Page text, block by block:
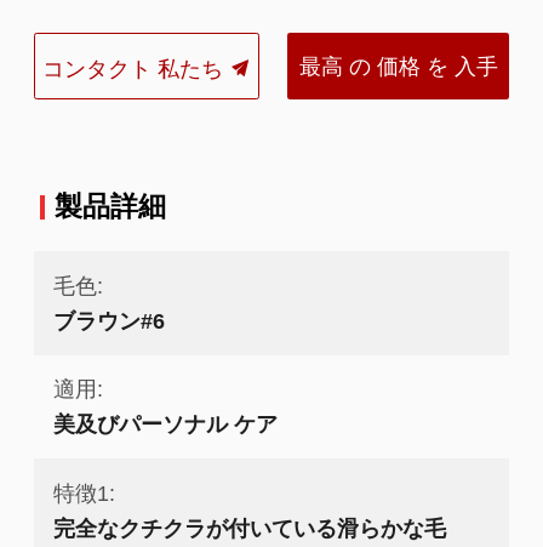
コンタクト 私たち 最高 の 価格 を 入手
製品詳細
毛色:
ブラウン#6
適用:
美及びパーソナル ケア
特徴1:
完全なクチクラが付いている滑らかな毛